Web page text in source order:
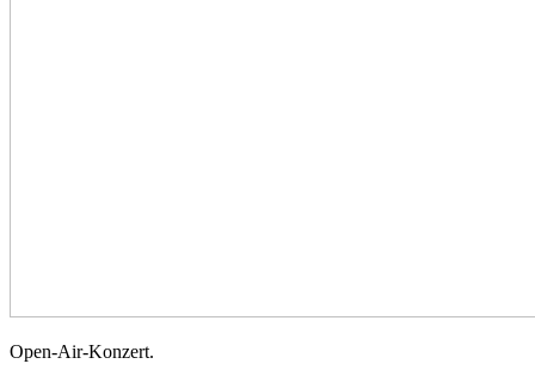
Open-Air-Konzert.